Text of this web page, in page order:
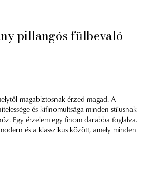
pillangós fülbevaló
magabiztosnak érzed magad. A
és kifinomultsága minden stílusnak
Egy érzelem egy finom darabba foglalva.
és a klasszikus között, amely minden